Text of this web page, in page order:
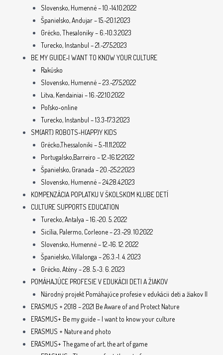
Slovensko, Humenné – 10.-14.10.2022
Španielsko, Andujar – 15.-20.1.2023
Grécko, Thesaloniky – 6.-10.3.2023
Turecko, Instanbul – 21.-27.5.2023
BE MY GUIDE-I WANT TO KNOW YOUR CULTURE
Rakúsko
Slovensko, Humenné – 23.-27.5.2022
Litva, Kendainiai – 16.-22.10.2022
Poľsko-online
Turecko, Instanbul – 13.3-17.3.2023
SM(ART) ROBOTS-H(APP)Y KIDS
Grécko,Thessaloniki – 5.-11.11.2022
Portugalsko,Barreiro – 12.-16.12.2022
Španielsko, Granada – 20.-25.2.2023
Slovensko, Humenné – 24.28.4.2023
KOMPENZÁCIA POPLATKU V ŠKOLSKOM KLUBE DETÍ
CULTURE SUPPORTS EDUCATION
Turecko, Antalya – 16.-20. 5. 2022
Sicília, Palermo, Corleone – 23.-29. 10.2022
Slovensko, Humenné – 12.-16. 12. 2022
Španielsko, Villalonga – 26.3.-1. 4. 2023
Grécko, Atény – 28. 5.-3. 6. 2023
POMÁHAJÚCE PROFESIE V EDUKÁCII DETI A ŽIAKOV
Národný projekt Pomáhajúce profesie v edukácii deti a žiakov II
ERASMUS + 2018 – 2021 Be Aware of and Protect Nature
ERASMUS+ Be my guide – I want to know your culture
ERASMUS + Nature and photo
ERASMUS+ The game of art, the art of game